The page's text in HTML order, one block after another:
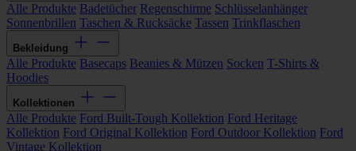
Alle Produkte Badetücher Regenschirme Schlüsselanhänger
Sonnenbrillen Taschen & Rucksäcke Tassen Trinkflaschen
Bekleidung
Alle Produkte Basecaps Beanies & Mützen Socken T-Shirts &
Hoodies
Kollektionen
Alle Produkte Ford Built-Tough Kollektion Ford Heritage
Kollektion Ford Original Kollektion Ford Outdoor Kollektion Ford
Vintage Kollektion